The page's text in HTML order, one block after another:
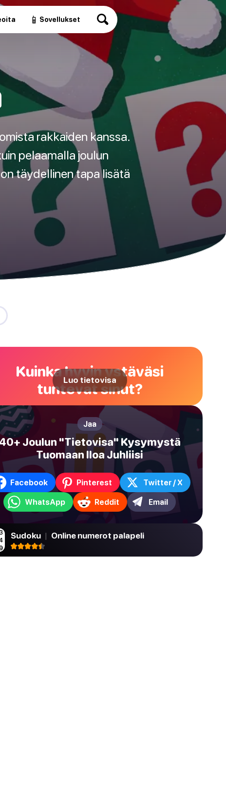
📱 Sovellukset
rakkaiden kanssa.
pelaamalla joulun
täydellinen tapa lisätä
Kuinka hyvin ystäväsi
tuntevat sinut?
Luo tietovisa
Jaa
Joulun "Tietovisa" Kysymystä
Tuomaan Iloa Juhliisi
Facebook Pinterest Twitter / X
WhatsApp Reddit Email
Sudoku | Online numerot palapeli